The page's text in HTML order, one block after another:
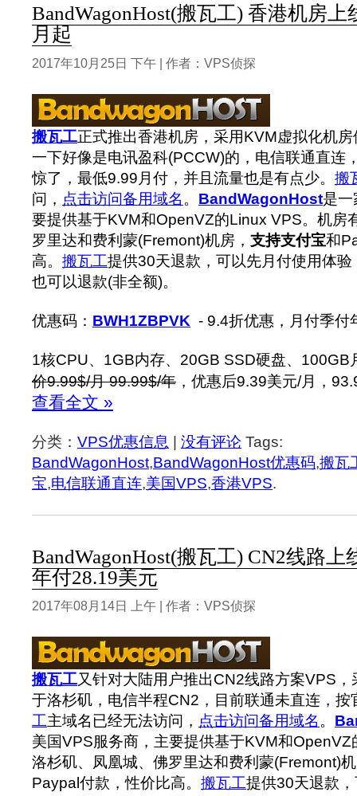
BandWagonHost(搬瓦工) 香港机房上
月起
2017年10月25日 下午 | 作者：VPS侦探
搬瓦工正式推出香港机房，采用KVM虚拟化机
一下好像是电讯盈科(PCCW)的，电信联通直连
惊了，最低9.99月付，并且流量也是有点少。 搬
问， 点击访问备用域名 。 BandWagonHost是
要提供基于KVM和OpenVZ的Linux VPS。机房
罗里达和费利蒙(Fremont)机房， 支持支付宝和
高。 搬瓦工提供30天退款，可以先月付使用体
也可以退款(非全额)。
优惠码： BWH1ZBPVK - 9.4折优惠，月付季付
1核CPU、1GB内存、20GB SSD硬盘、
价9.99$/月 99.99$/年 ，优惠后9.39美元/月，
查看全文 »
分类： VPS优惠信息 | 没有评论 Tags:
BandWagonHost,BandWagonHost优惠码,搬瓦
宝,电信联通直连,美国VPS,香港VPS.
BandWagonHost(搬瓦工) CN2线路上
年付28.19美元
2017年08月14日 上午 | 作者：VPS侦探
搬瓦工又针对大陆用户推出CN2线路方案VPS
于洛杉矶，电信半程CN2，目前联通未直连，按
工主域名已经无法访问， 点击访问备用域名 。
美国VPS服务商，主要提供基于KVM和
洛杉矶、凤凰城、佛罗里达和费利蒙(Fremont)
Paypal付款，性价比高。 搬瓦工提供30天退款